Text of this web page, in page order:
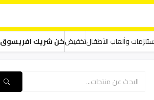
وألعاب الأطفالتخفيضكن شريك افريسوق